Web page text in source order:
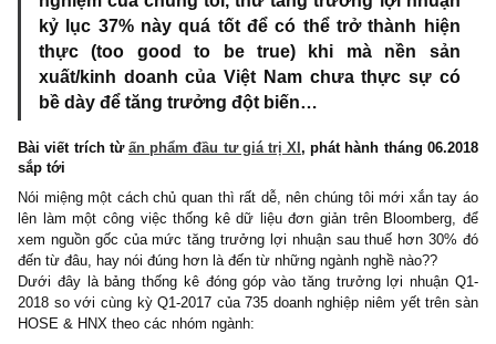
Nghe vậy xong, tự nhiên chúng tôi dấy lên
cảm giác ngờ ngợ: bởi vì đối với trực giác
nghiệm của chúng tôi, thứ tăng trưởng lợi
kỷ lục 37% này quá tốt để có thể trở thành
thực (too good to be true) khi mà nền
xuất/kinh doanh của Việt Nam chưa thực sự
bề dày để tăng trưởng đột biến…
Bài viết trích từấn phẩm đầu tư giá trị XI , phát hành tháng
sắp tới
Nói miệng một cách chủ quan thì rất dễ, nên chúng tôi mới xắn
lên làm một công việc thống kê dữ liệu đơn giản trên